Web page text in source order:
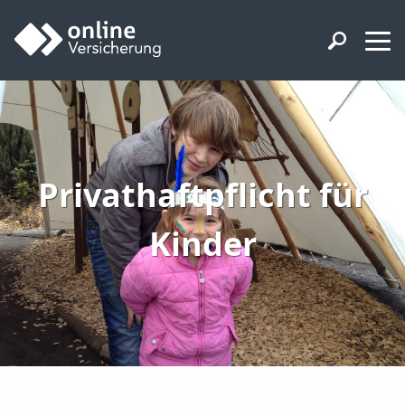
Privathaftpflicht für
Kinder